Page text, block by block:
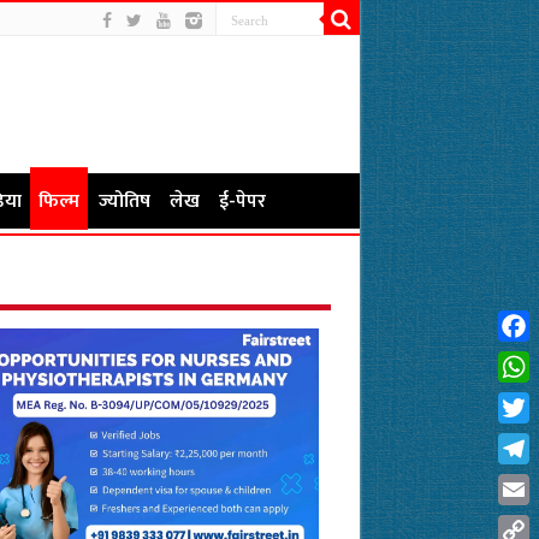
फिल्म ज्योतिष लेख ई-पेपर